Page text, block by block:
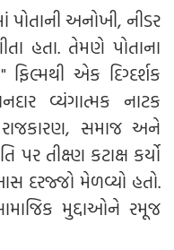
પોતાની અનોખી, નીડર
હતા. તેમણે પોતાના
એક દિગ્દર્શક
વ્યંગાત્મક નાટક
સમાજ અને
પર તીક્ષ્ણ કટાક્ષ કર્યો
દરજ્જો મેળવ્યો હતો.
મુદ્દાઓને રમૂજ